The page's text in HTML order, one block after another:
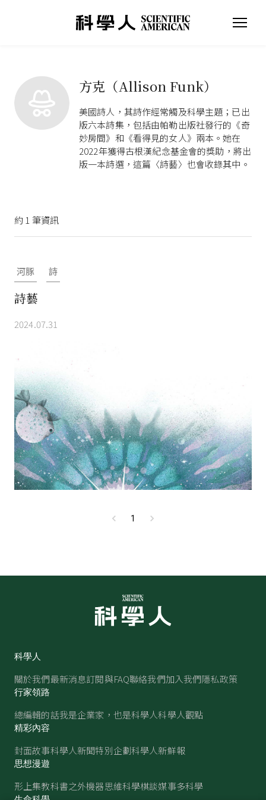
方克（Allison Funk）
美國詩人，其詩作經常觸及科學主題；已出
版六本詩集，包括由帕勒出版社發行的《奇
妙房間》和《看得見的女人》兩本。她在
2022年獲得古根漢紀念基金會的獎助，將出
版一本詩選，這篇〈詩藝〉也會收錄其中。
約 1 筆資訊
河豚 詩
詩藝
2024.07.31
1
科學人
關於我們最新消息訂閱與FAQ聯絡我們加入我們隱私政策
行家領路
總編輯的話我是企業家，也是科學人科學人觀點
精彩內容
封面故事科學人新聞特別企劃科學人新鮮報
思想漫遊
形上集教科書之外機器思維科學棋談媒事多科學